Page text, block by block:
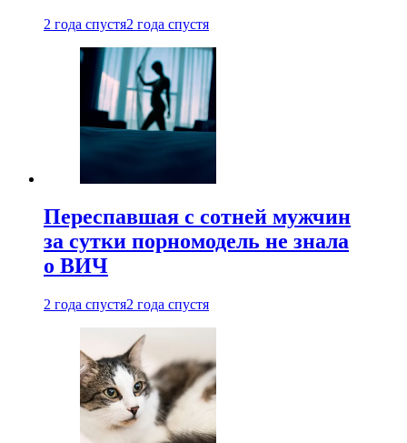
2 года спустя2 года спустя
Переспавшая с сотней мужчин
за сутки порномодель не знала
о ВИЧ
2 года спустя2 года спустя